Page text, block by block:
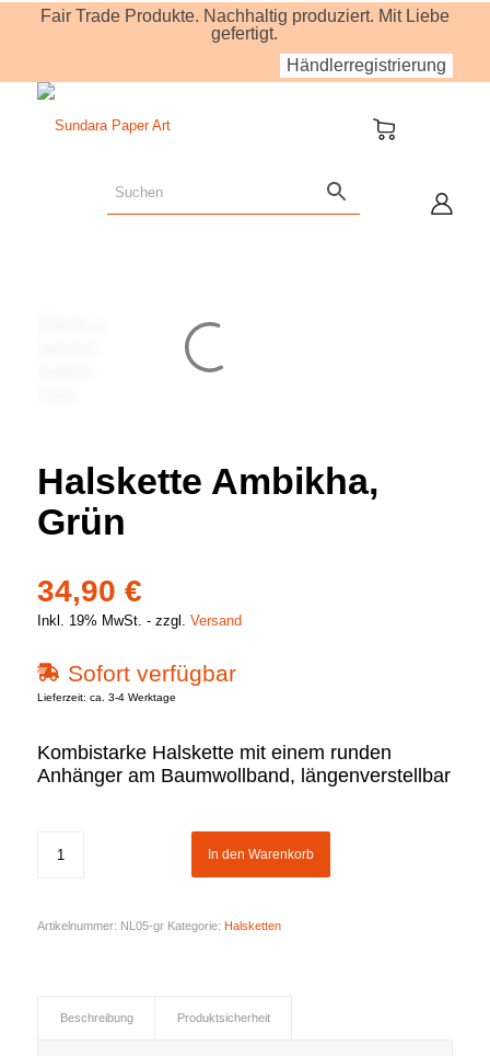
Fair Trade Produkte. Nachhaltig produziert. Mit Liebe
gefertigt.
Händlerregistrierung
Halskette Ambikha,
Grün
34,90 €
Inkl. 19% MwSt. zzgl. Versand
Sofort verfügbar
Lieferzeit: ca. 3-4 Werktage
Kombistarke Halskette mit einem runden
Anhänger am Baumwollband, längenverstellbar
In den Warenkorb
Artikelnummer: NL05-gr Kategorie: Halsketten
Beschreibung Produktsicherheit